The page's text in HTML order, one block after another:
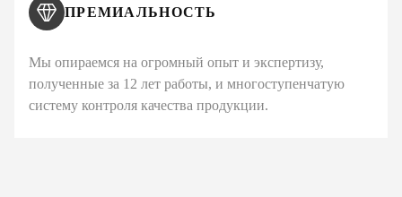
ПРЕМИАЛЬНОСТЬ
Мы опираемся на огромный опыт и экспертизу,
полученные за 12 лет работы, и многоступенчатую
систему контроля качества продукции.